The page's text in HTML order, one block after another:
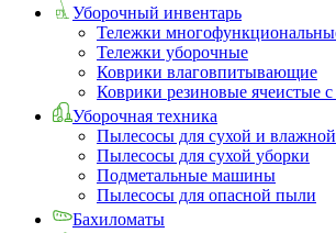
Уборочный инвентарь
Тележки
Тележки уборочные
Коврики влаговпитывающие
Коврики резиновые ячеистые с
Уборочная техника
Пылесосы для сухой и
Пылесосы для сухой уборки
Подметальные машины
Пылесосы для опасной пыли
Бахиломаты